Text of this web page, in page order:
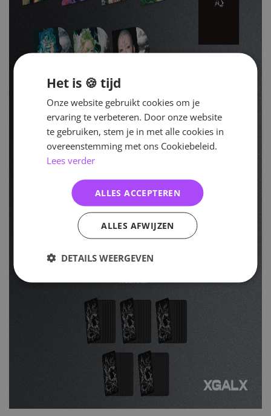
Het is 🍪 tijd
Onze website gebruikt cookies om je
ervaring te verbeteren. Door onze website
te gebruiken, stem je in met alle cookies in
overeenstemming met ons Cookiebeleid.
Lees verder
ALLES ACCEPTEREN
ALLES AFWIJZEN
DETAILS WEERGEVEN